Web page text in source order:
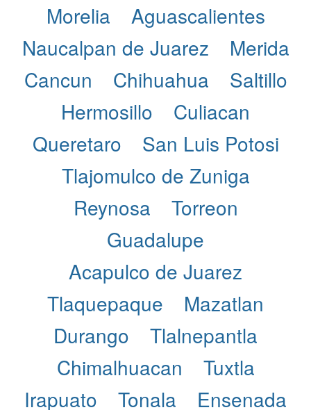
Morelia
Aguascalientes
Naucalpan de Juarez
Merida
Cancun
Chihuahua
Saltillo
Hermosillo
Culiacan
Queretaro
San Luis Potosi
Tlajomulco de Zuniga
Reynosa
Torreon
Guadalupe
Acapulco de Juarez
Tlaquepaque
Mazatlan
Durango
Tlalnepantla
Chimalhuacan
Tuxtla
Irapuato
Tonala
Ensenada